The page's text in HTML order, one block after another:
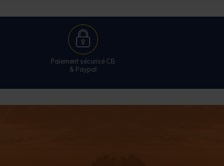
Paiement sécurisé CB
& Paypal